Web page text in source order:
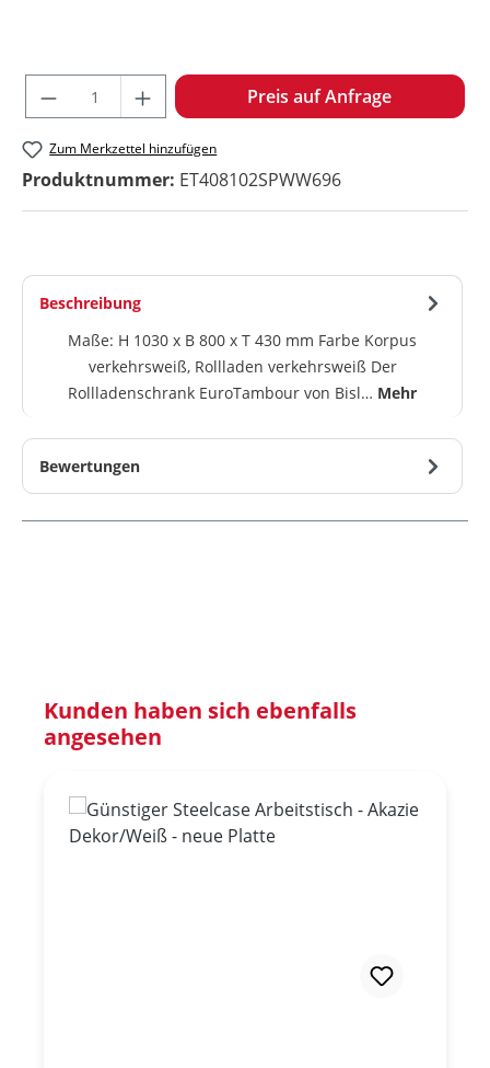
Produkt Anzahl: Gib den
Preis auf Anfrage
Zum Merkzettel hinzufügen
Produktnummer: ET408102SPWW696
Beschreibung
Maße: H 1030 x B 800 x T 430 mm Farbe Korpus
verkehrsweiß, Rollladen verkehrsweiß Der
Rollladenschrank EuroTambour von Bisl… Mehr
Bewertungen
Produktgalerie überspringen
Kunden haben sich ebenfalls
angesehen